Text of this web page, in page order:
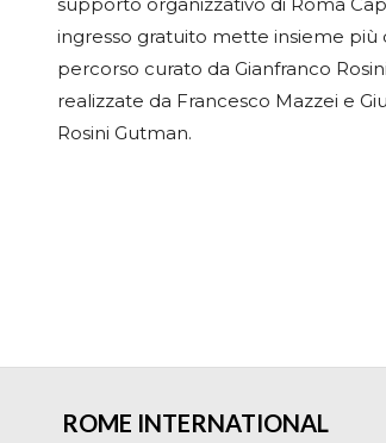
ingresso gratuito mette insieme più
percorso curato da Gianfranco
realizzate da Francesco Mazzei e
Rosini Gutman.
ROME INTERNATIONAL